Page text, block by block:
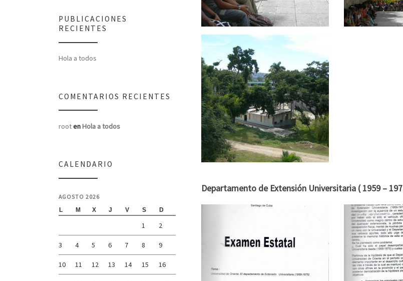
Departamento de Extensión Universitaria ( 1959 –
PUBLICACIONES
RECIENTES
Hola a todos
COMENTARIOS RECIENTES
rootenHola a todos
CALENDARIO
AGOSTO 2026
L M X J V S D
1 2
3 4 5 6 7 8 9
10 11 12 13 14 15 16